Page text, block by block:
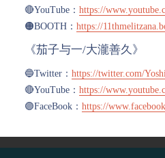
🔴YouTube： https://
🟠BOOTH： https://
《茄子与一/大瀧善久》
🔵Twitter： https://twitter.com/
🔴YouTube： https://
🟣FaceBook： https://